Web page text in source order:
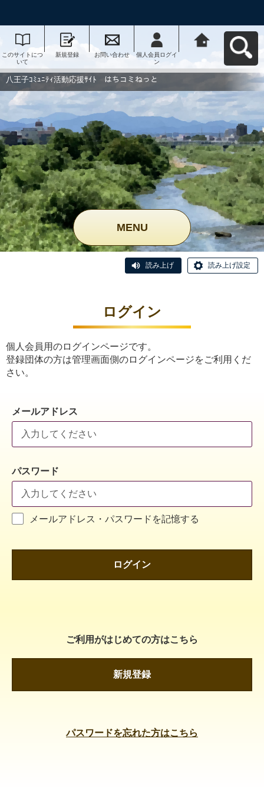
このサイトにつ
いて
新規登録 お問い合わせ
個人会員ログイ
ン
動応援ｻｲﾄ はち
コミねっとへ戻
八王子ｺﾐｭﾆﾃｨ活動応援ｻｲﾄ はちコミねっと
MENU
読み上げ 読み上げ設定
ログイン
個人会員用のログインページです。
登録団体の方は管理画面側のログインページをご利用くだ
さい。
メールアドレス
パスワード
メールアドレス・パスワードを記憶する
ログイン
ご利用がはじめての方はこちら
新規登録
パスワードを忘れた方はこちら